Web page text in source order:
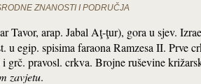
ZNANOSTI I PODRUČJA
Tavor, arap. Jabal Aţ-ţur), gora u sjev.
egip. spisima faraona Ramzesa II. Prve
grč. pravosl. crkva. Brojne ruševine
zavjetu.